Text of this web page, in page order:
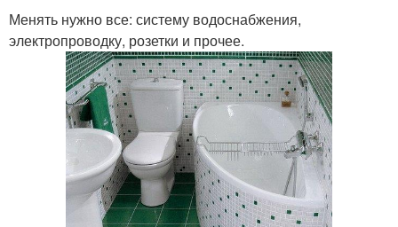
Менять нужно все: систему водоснабжения,
электропроводку, розетки и прочее.